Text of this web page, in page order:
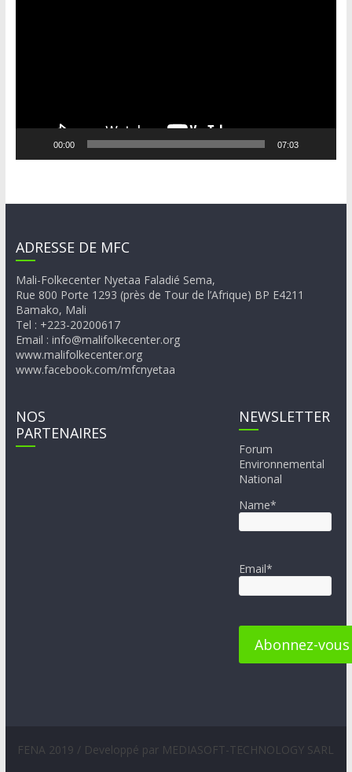
00:00 07:03
ADRESSE DE MFC
Mali-Folkecenter Nyetaa Faladié Sema,
Rue 800 Porte 1293 (près de Tour de l’Afrique) BP E4211
Bamako, Mali
Tel : +223-20200617
Email : info@malifolkecenter.org
www.malifolkecenter.org
www.facebook.com/mfcnyetaa
NOS
PARTENAIRES
NEWSLETTER
Forum
Environnemental
National
Name*
Email*
FENA 2019 / Developpé par MEDIASOFT-TECHNOLOGY SARL